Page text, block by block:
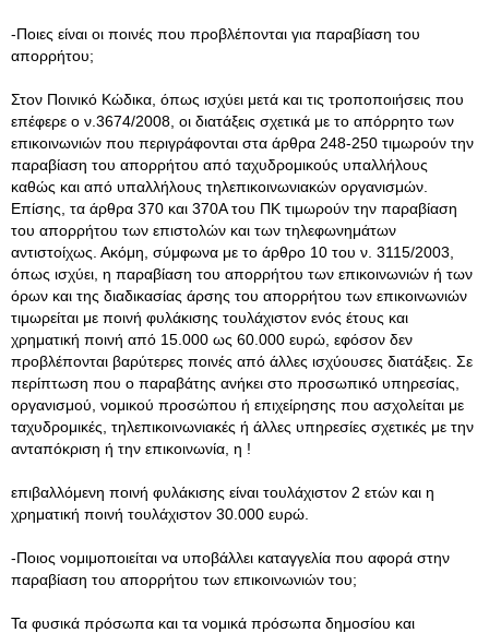
-Ποιες είναι οι ποινές που προβλέπονται για παραβίαση του
απορρήτου;
Στον Ποινικό Κώδικα, όπως ισχύει μετά και τις τροποποιήσεις που
επέφερε ο ν.3674/2008, οι διατάξεις σχετικά με το απόρρητο των
επικοινωνιών που περιγράφονται στα άρθρα 248-250 τιμωρούν την
παραβίαση του απορρήτου από ταχυδρομικούς υπαλλήλους
καθώς και από υπαλλήλους τηλεπικοινωνιακών οργανισμών.
Επίσης, τα άρθρα 370 και 370Α του ΠΚ τιμωρούν την παραβίαση
του απορρήτου των επιστολών και των τηλεφωνημάτων
αντιστοίχως. Ακόμη, σύμφωνα με το άρθρο 10 του ν. 3115/2003,
όπως ισχύει, η παραβίαση του απορρήτου των επικοινωνιών ή των
όρων και της διαδικασίας άρσης του απορρήτου των επικοινωνιών
τιμωρείται με ποινή φυλάκισης τουλάχιστον ενός έτους και
χρηματική ποινή από 15.000 ως 60.000 ευρώ, εφόσον δεν
προβλέπονται βαρύτερες ποινές από άλλες ισχύουσες διατάξεις. Σε
περίπτωση που ο παραβάτης ανήκει στο προσωπικό υπηρεσίας,
οργανισμού, νομικού προσώπου ή επιχείρησης που ασχολείται με
ταχυδρομικές, τηλεπικοινωνιακές ή άλλες υπηρεσίες σχετικές με την
ανταπόκριση ή την επικοινωνία, η !
επιβαλλόμενη ποινή φυλάκισης είναι τουλάχιστον 2 ετών και η
χρηματική ποινή τουλάχιστον 30.000 ευρώ.
-Ποιος νομιμοποιείται να υποβάλλει καταγγελία που αφορά στην
παραβίαση του απορρήτου των επικοινωνιών του;
Τα φυσικά πρόσωπα και τα νομικά πρόσωπα δημοσίου και